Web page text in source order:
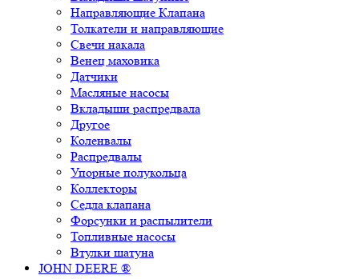
Направляющие Клапана
Толкатели и направляющие
Свечи накала
Венец маховика
Датчики
Масляные насосы
Вкладыши распредвала
Другое
Коленвалы
Распредвалы
Упорные полукольца
Коллекторы
Седла клапана
Форсунки и распылители
Топливные насосы
Втулки шатуна
JOHN DEERE ®